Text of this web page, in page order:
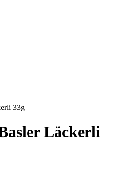
33g
Läckerli